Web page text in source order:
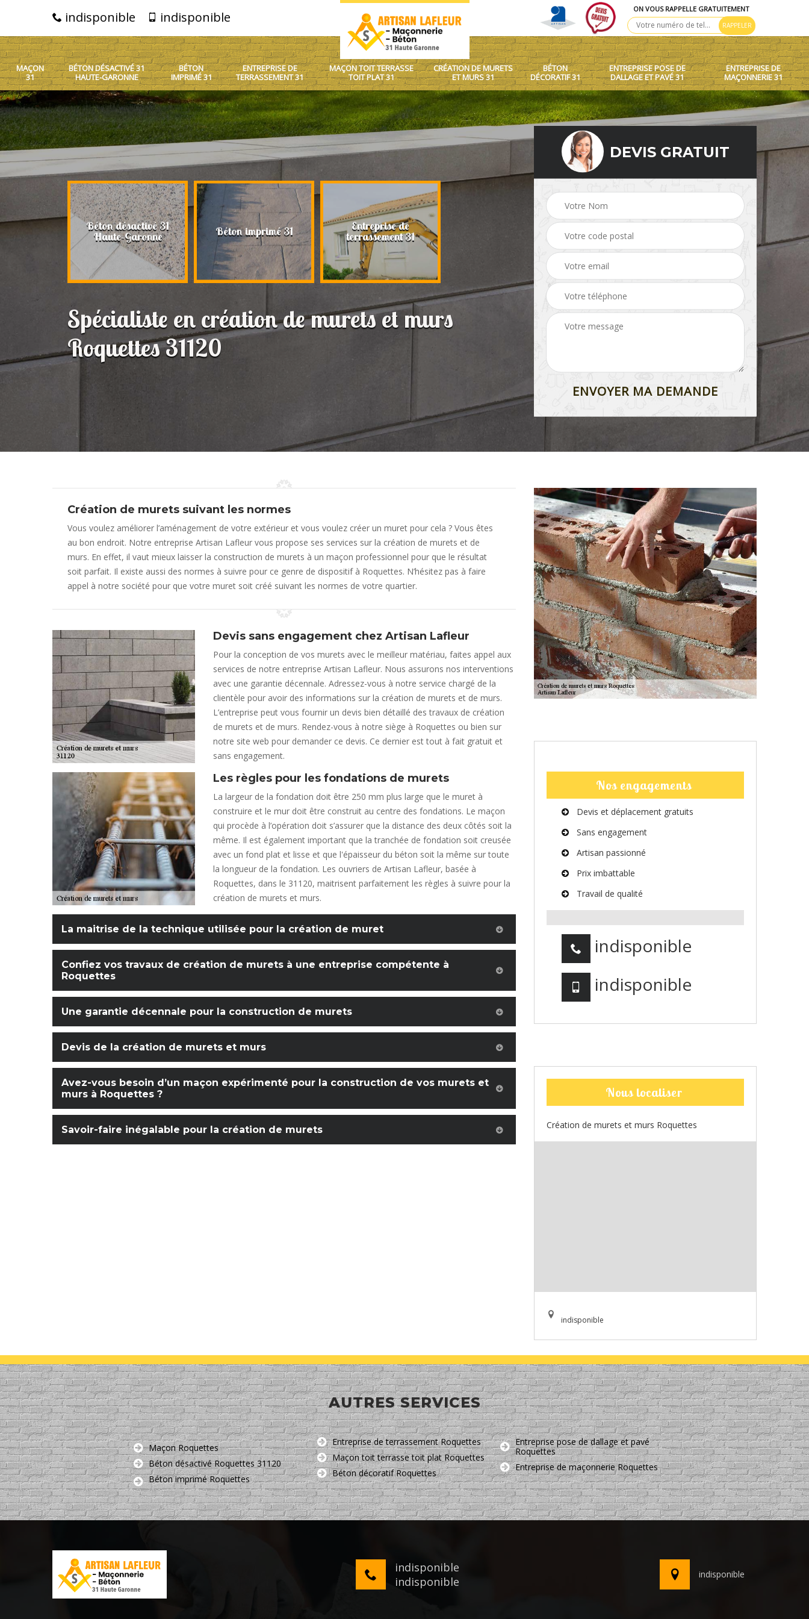
indisponible indisponible
ON VOUS RAPPELLE GRATUITEMENT
MAÇON
31
BÉTON DÉSACTIVÉ 31
HAUTE-GARONNE
BÉTON
IMPRIMÉ 31
ENTREPRISE DE
TERRASSEMENT 31
MAÇON TOIT TERRASSE
TOIT PLAT 31
CRÉATION DE MURETS
ET MURS 31
BÉTON
DÉCORATIF 31
ENTREPRISE POSE DE
DALLAGE ET PAVÉ 31
ENTREPRISE DE
MAÇONNERIE 31
31 Béton désactivé 31
Haute-Garonne Béton imprimé 31 Entreprise de
terrassement 31
Maçon toit terrasse toit Création de murets et
murs 31 Béton décoratif 31
Spécialiste en création de murets et murs
Roquettes 31120
DEVIS GRATUIT
Création de murets suivant les normes
Vous voulez améliorer l’aménagement de votre extérieur et vous voulez créer un muret pour cela ? Vous êtes
au bon endroit. Notre entreprise Artisan Lafleur vous propose ses services sur la création de murets et de
murs. En effet, il vaut mieux laisser la construction de murets à un maçon professionnel pour que le résultat
soit parfait. Il existe aussi des normes à suivre pour ce genre de dispositif à Roquettes. N’hésitez pas à faire
appel à notre société pour que votre muret soit créé suivant les normes de votre quartier.
Devis sans engagement chez Artisan Lafleur
Pour la conception de vos murets avec le meilleur matériau, faites appel aux
services de notre entreprise Artisan Lafleur. Nous assurons nos interventions
avec une garantie décennale. Adressez-vous à notre service chargé de la
clientèle pour avoir des informations sur la création de murets et de murs.
L’entreprise peut vous fournir un devis bien détaillé des travaux de création
de murets et de murs. Rendez-vous à notre siège à Roquettes ou bien sur
notre site web pour demander ce devis. Ce dernier est tout à fait gratuit et
sans engagement.
Les règles pour les fondations de murets
La largeur de la fondation doit être 250 mm plus large que le muret à
construire et le mur doit être construit au centre des fondations. Le maçon
qui procède à l’opération doit s’assurer que la distance des deux côtés soit la
même. Il est également important que la tranchée de fondation soit creusée
avec un fond plat et lisse et que l'épaisseur du béton soit la même sur toute
la longueur de la fondation. Les ouvriers de Artisan Lafleur, basée à
Roquettes, dans le 31120, maitrisent parfaitement les règles à suivre pour la
création de murets et murs.
La maitrise de la technique utilisée pour la création de muret
Confiez vos travaux de création de murets à une entreprise compétente à
Roquettes
Une garantie décennale pour la construction de murets
Devis de la création de murets et murs
Avez-vous besoin d’un maçon expérimenté pour la construction de vos murets et
murs à Roquettes ?
Savoir-faire inégalable pour la création de murets
Nos engagements
Devis et déplacement gratuits
Sans engagement
Artisan passionné
Prix imbattable
Travail de qualité
indisponible
indisponible
Nous localiser
Création de murets et murs Roquettes
indisponible
AUTRES SERVICES
Maçon Roquettes
Béton désactivé Roquettes 31120
Béton imprimé Roquettes
Entreprise de terrassement Roquettes
Maçon toit terrasse toit plat Roquettes
Béton décoratif Roquettes
Entreprise pose de dallage et pavé
Roquettes
Entreprise de maçonnerie Roquettes
indisponible
indisponible
indisponible